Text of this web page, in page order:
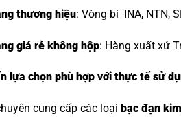
thương hiệu: Vòng bi INA, NTN,
giá rẻ không hộp: Hàng xuất xứ
lựa chọn phù hợp với thực tế sử
cung cấp các loại bạc đạn